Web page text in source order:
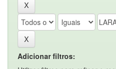
Adicionar filtros: